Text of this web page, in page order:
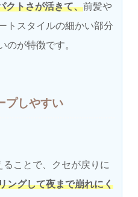
クトさが活きて、前髪や
トスタイルの細かい部分
のが特徴です。
プしやすい
ことで、クセが戻りに
ングして夜まで崩れにく